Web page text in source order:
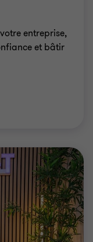
entreprise,
et bâtir